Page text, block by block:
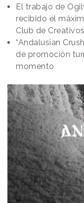
El trabajo de
recibido el
Club de Creativos
“Andalusian
de promoción
momento